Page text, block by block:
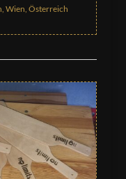
Wien, Österreich